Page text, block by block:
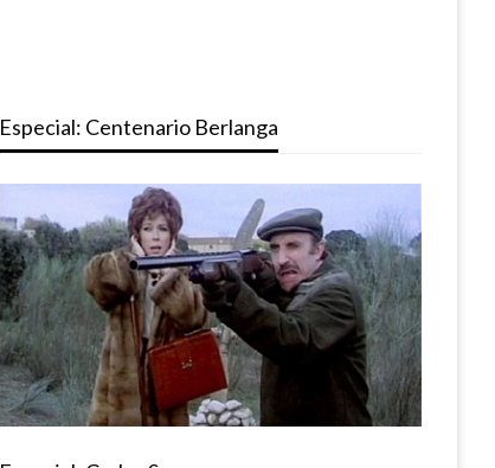
Especial: Centenario Berlanga